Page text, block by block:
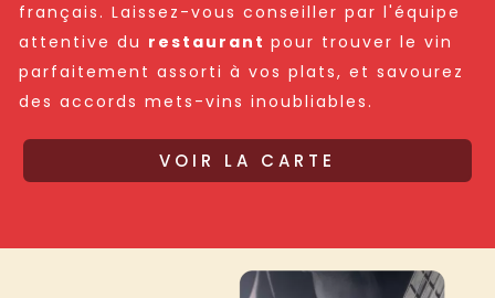
français. Laissez-vous conseiller par l'équipe
attentive du restaurant pour trouver le vin
parfaitement assorti à vos plats, et savourez
des accords mets-vins inoubliables.
VOIR LA CARTE